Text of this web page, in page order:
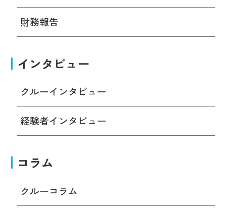
財務報告
インタビュー
クルーインタビュー
経験者インタビュー
コラム
クルーコラム